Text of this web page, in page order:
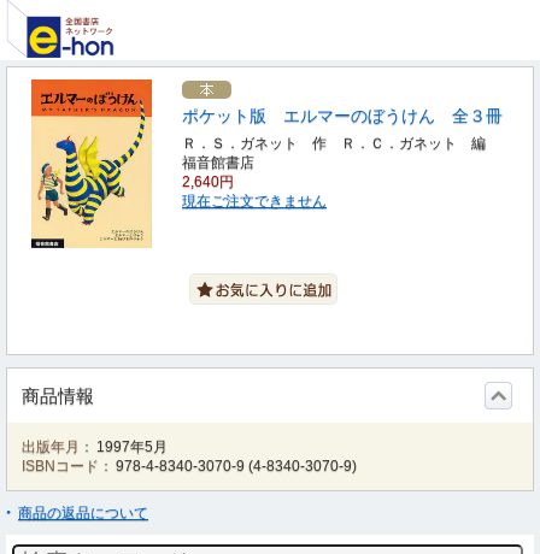
ポケット版 エルマーのぼうけん 全３冊
Ｒ．Ｓ．ガネット 作 Ｒ．Ｃ．ガネット 編
福音館書店
2,640円
現在ご注文できません
商品情報
出版年月： 1997年5月
ISBNコード： 978-4-8340-3070-9 (4-8340-3070-9)
商品の返品について